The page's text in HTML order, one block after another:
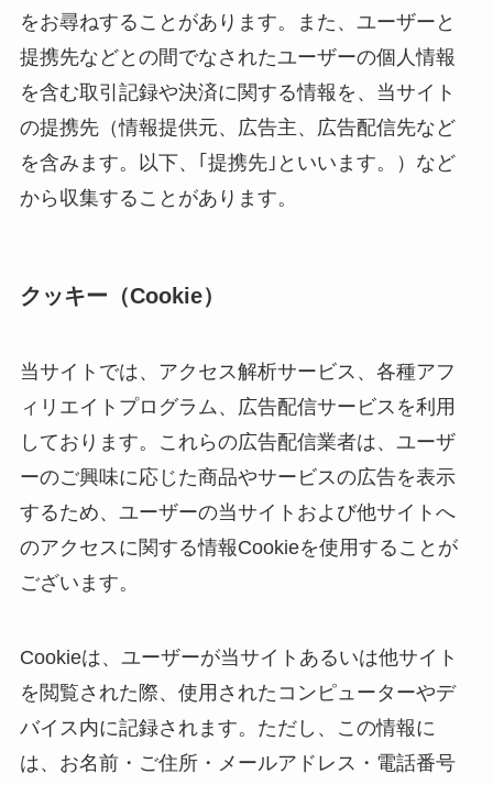
をお尋ねすることがあります。また、ユーザーと
提携先などとの間でなされたユーザーの個人情報
を含む取引記録や決済に関する情報を、当サイト
の提携先（情報提供元、広告主、広告配信先など
を含みます。以下、｢提携先｣といいます。）など
から収集することがあります。
クッキー（Cookie）
当サイトでは、アクセス解析サービス、各種アフ
ィリエイトプログラム、広告配信サービスを利用
しております。これらの広告配信業者は、ユーザ
ーのご興味に応じた商品やサービスの広告を表示
するため、ユーザーの当サイトおよび他サイトへ
のアクセスに関する情報Cookieを使用することが
ございます。
Cookieは、ユーザーが当サイトあるいは他サイト
を閲覧された際、使用されたコンピューターやデ
バイス内に記録されます。ただし、この情報に
は、お名前・ご住所・メールアドレス・電話番号